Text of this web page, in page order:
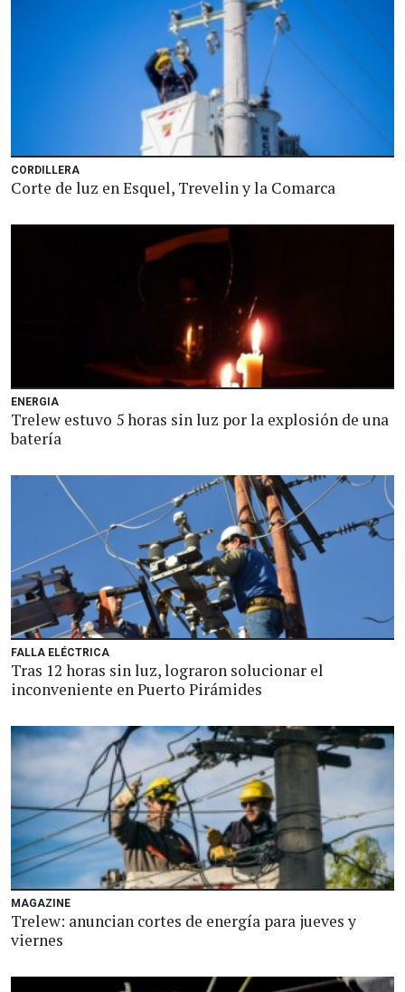
CORDILLERA
Corte de luz en Esquel, Trevelin y la Comarca
ENERGIA
Trelew estuvo 5 horas sin luz por la explosión de una
batería
FALLA ELÉCTRICA
Tras 12 horas sin luz, lograron solucionar el
inconveniente en Puerto Pirámides
MAGAZINE
Trelew: anuncian cortes de energía para jueves y
viernes